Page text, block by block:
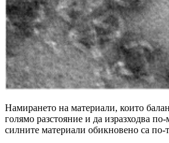
Намирането на материали, които
голямо разстояние и да изразходва
силните материали обикновено са